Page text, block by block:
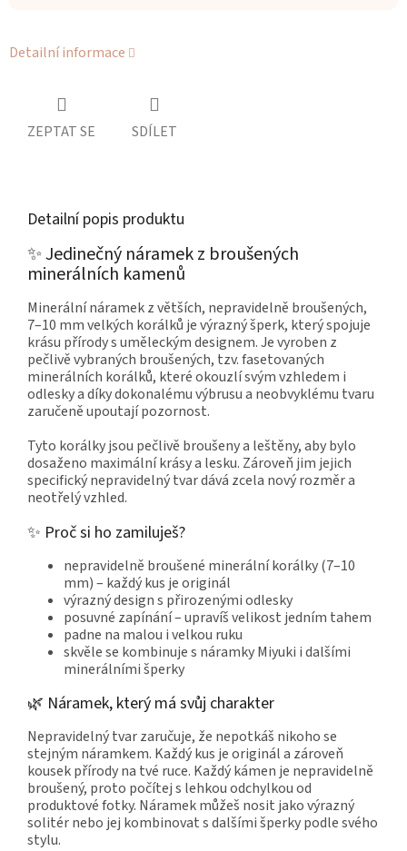
Detailní informace
ZEPTAT SE SDÍLET
Detailní popis produktu
✨ Jedinečný náramek z broušených
minerálních kamenů
Minerální náramek z větších, nepravidelně broušených,
7–10 mm velkých korálků je výrazný šperk, který spojuje
krásu přírody s uměleckým designem. Je vyroben z
pečlivě vybraných broušených, tzv. fasetovaných
minerálních korálků, které okouzlí svým vzhledem i
odlesky a díky dokonalému výbrusu a neobvyklému tvaru
zaručeně upoutají pozornost.
Tyto korálky jsou pečlivě broušeny a leštěny, aby bylo
dosaženo maximální krásy a lesku. Zároveň jim jejich
specifický nepravidelný tvar dává zcela nový rozměr a
neotřelý vzhled.
✨ Proč si ho zamiluješ?
nepravidelně broušené minerální korálky (7–10
mm) – každý kus je originál
výrazný design s přirozenými odlesky
posuvné zapínání – upravíš velikost jedním tahem
padne na malou i velkou ruku
skvěle se kombinuje s náramky Miyuki i dalšími
minerálními šperky
🌿 Náramek, který má svůj charakter
Nepravidelný tvar zaručuje, že nepotkáš nikoho se
stejným náramkem. Každý kus je originál a zároveň
kousek přírody na tvé ruce. Každý kámen je nepravidelně
broušený, proto počítej s lehkou odchylkou od
produktové fotky. Náramek můžeš nosit jako výrazný
solitér nebo jej kombinovat s dalšími šperky podle svého
stylu.